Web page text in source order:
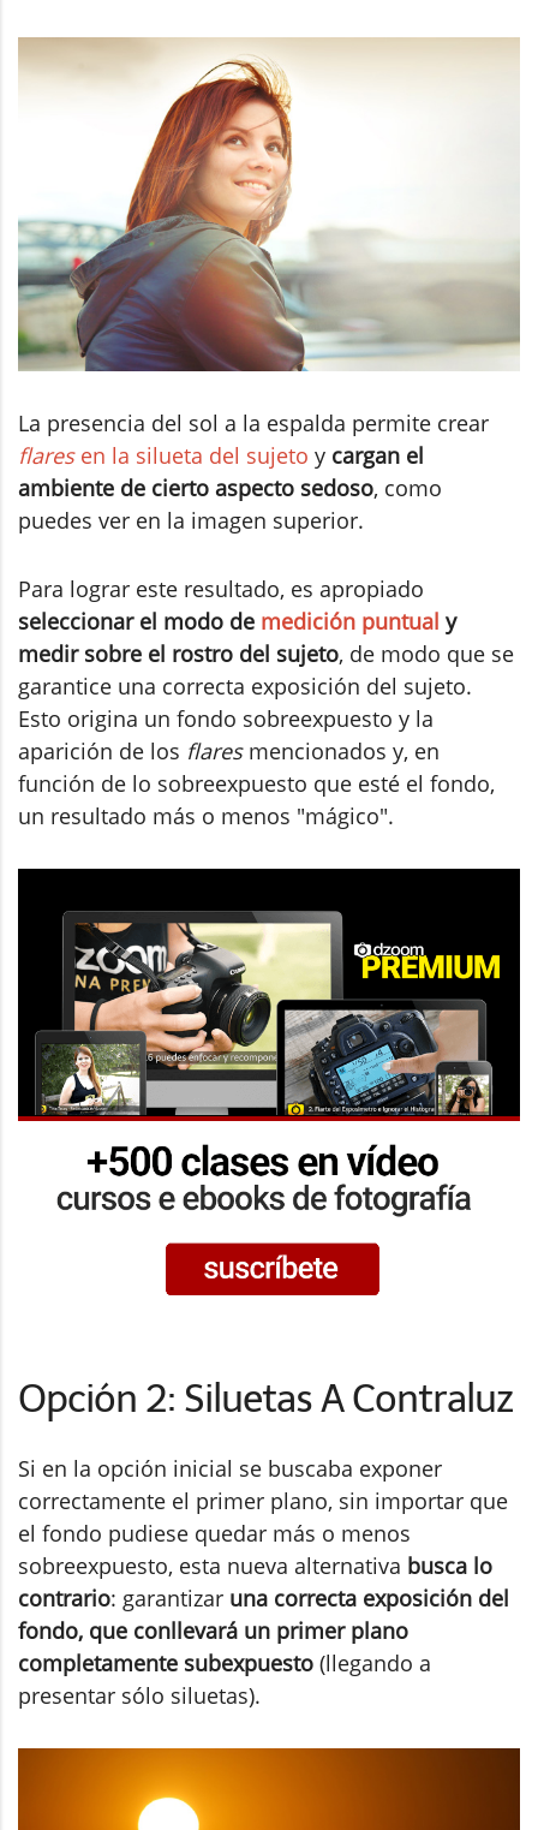
La presencia del sol a la espalda permite crear
flaresen la silueta del sujeto y cargan el
ambiente de cierto aspecto sedoso, como
puedes ver en la imagen superior.
Para lograr este resultado, es apropiado
seleccionar el modo de medición puntual y
medir sobre el rostro del sujeto, de modo que se
garantice una correcta exposición del sujeto.
Esto origina un fondo sobreexpuesto y la
aparición de los flaresmencionados y, en
función de lo sobreexpuesto que esté el fondo,
un resultado más o menos "mágico".
Opción 2: Siluetas A Contraluz
Si en la opción inicial se buscaba exponer
correctamente el primer plano, sin importar que
el fondo pudiese quedar más o menos
sobreexpuesto, esta nueva alternativa busca lo
contrario: garantizar una correcta exposición del
fondo, que conllevará un primer plano
completamente subexpuesto (llegando a
presentar sólo siluetas).